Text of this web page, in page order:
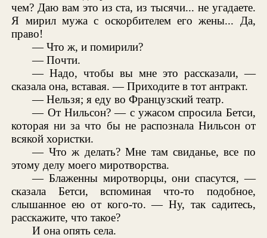
чем? Даю вам это из ста, из тысячи... не угадаете.
Я мирил мужа с оскорбителем его жены... Да,
право!
— Что ж, и помирили?
— Почти.
— Надо, чтобы вы мне это рассказали, —
сказала она, вставая. — Приходите в тот антракт.
— Нельзя; я еду во Французский театр.
— От Нильсон? — с ужасом спросила Бетси,
которая ни за что бы не распознала Нильсон от
всякой хористки.
— Что ж делать? Мне там свиданье, все по
этому делу моего миротворства.
— Блаженны миротворцы, они спасутся, —
сказала Бетси, вспоминая что-то подобное,
слышанное ею от кого-то. — Ну, так садитесь,
расскажите, что такое?
И она опять села.